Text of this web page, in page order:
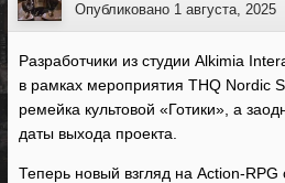
Опубликовано 1 августа, 2025
Разработчики из студии Alkimia
в рамках мероприятия THQ Nordic
ремейка культовой «Готики», а
даты выхода проекта.
Теперь новый взгляд на Action-RPG